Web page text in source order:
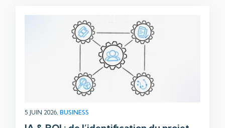
5 JUIN 2026, BUSINESS